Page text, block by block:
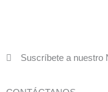
Suscríbete a nuestro